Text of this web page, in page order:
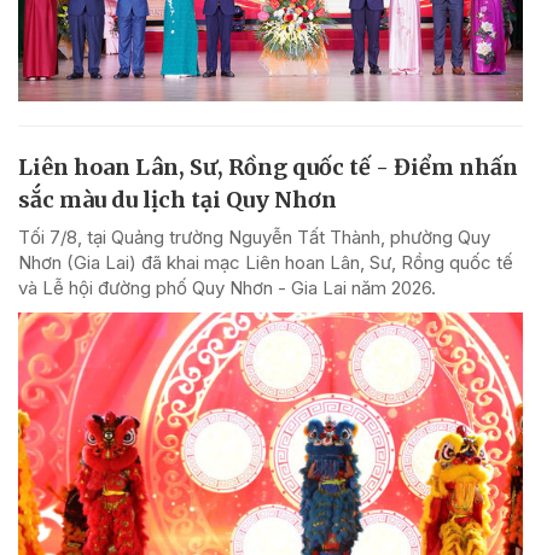
Liên hoan Lân, Sư, Rồng quốc tế - Điểm nhấn
sắc màu du lịch tại Quy Nhơn
Tối 7/8, tại Quảng trường Nguyễn Tất Thành, phường Quy
Nhơn (Gia Lai) đã khai mạc Liên hoan Lân, Sư, Rồng quốc tế
và Lễ hội đường phố Quy Nhơn - Gia Lai năm 2026.